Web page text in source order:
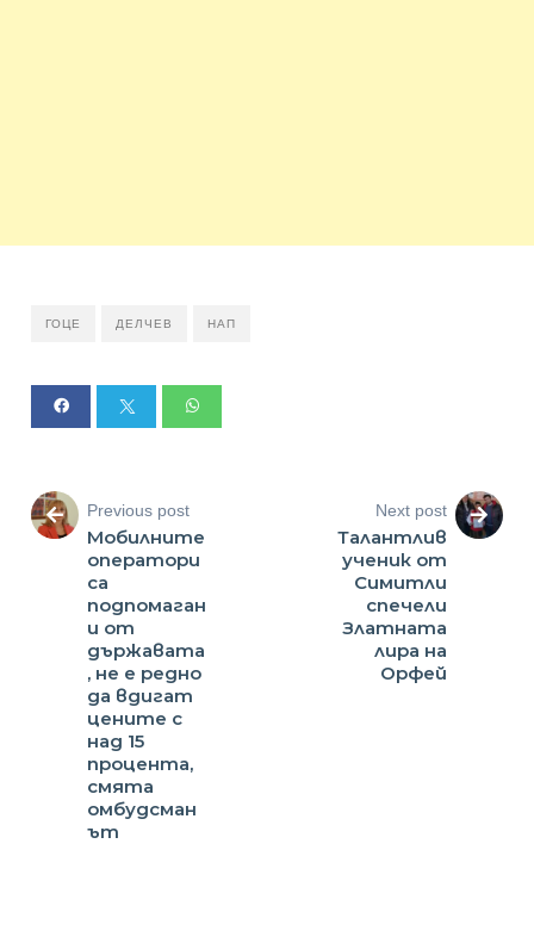
ГОЦЕ ДЕЛЧЕВ НАП
Previous post
Мобилните
оператори
са
подпомаган
и от
държавата
, не е редно
да вдигат
цените с
над 15
процента,
смята
омбудсман
ът
Next post
Талантлив
ученик от
Симитли
спечели
Златната
лира на
Орфей